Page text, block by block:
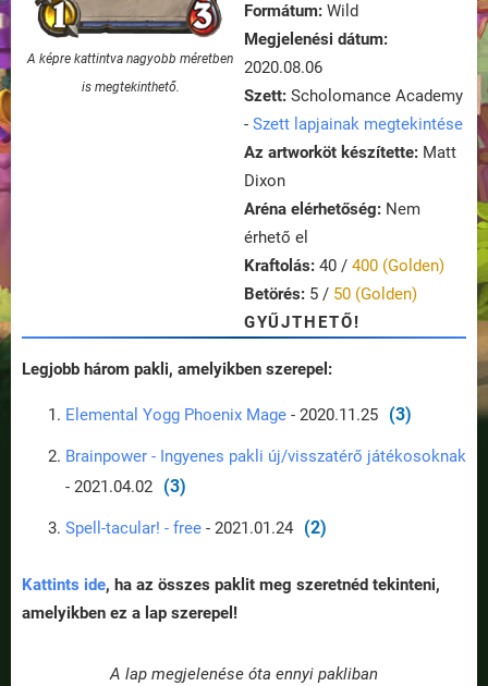
A képre kattintva nagyobb méretben
is megtekinthető.
Formátum: Wild
Megjelenési dátum:
2020.08.06
Szett: Scholomance Academy
- Szett lapjainak megtekintése
Az artworköt készítette: Matt
Dixon
Aréna elérhetőség: Nem
érhető el
Kraftolás: 40 / 400 (Golden)
Betörés: 5 / 50 (Golden)
GYŰJTHETŐ!
Legjobb három pakli, amelyikben szerepel:
Elemental Yogg Phoenix Mage - 2020.11.25 (3)
Brainpower - Ingyenes pakli új/visszatérő játékosoknak
- 2021.04.02
(3)
Spell-tacular! - free - 2021.01.24 (2)
Kattints ide, ha az összes paklit meg szeretnéd tekinteni,
amelyikben ez a lap szerepel!
A lap megjelenése óta ennyi pakliban